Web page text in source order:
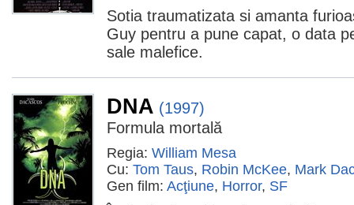
Sotia traumatizata si amanta
Guy pentru a pune capat, o data
sale malefice.
DNA (1997)
Formula mortală
Regia: William Mesa
Cu: Tom Taus, Robin McKee, Mark
Gen film: Acţiune, Horror, SF